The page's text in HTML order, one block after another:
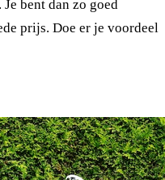
bent dan zo goed
prijs. Doe er je voordeel